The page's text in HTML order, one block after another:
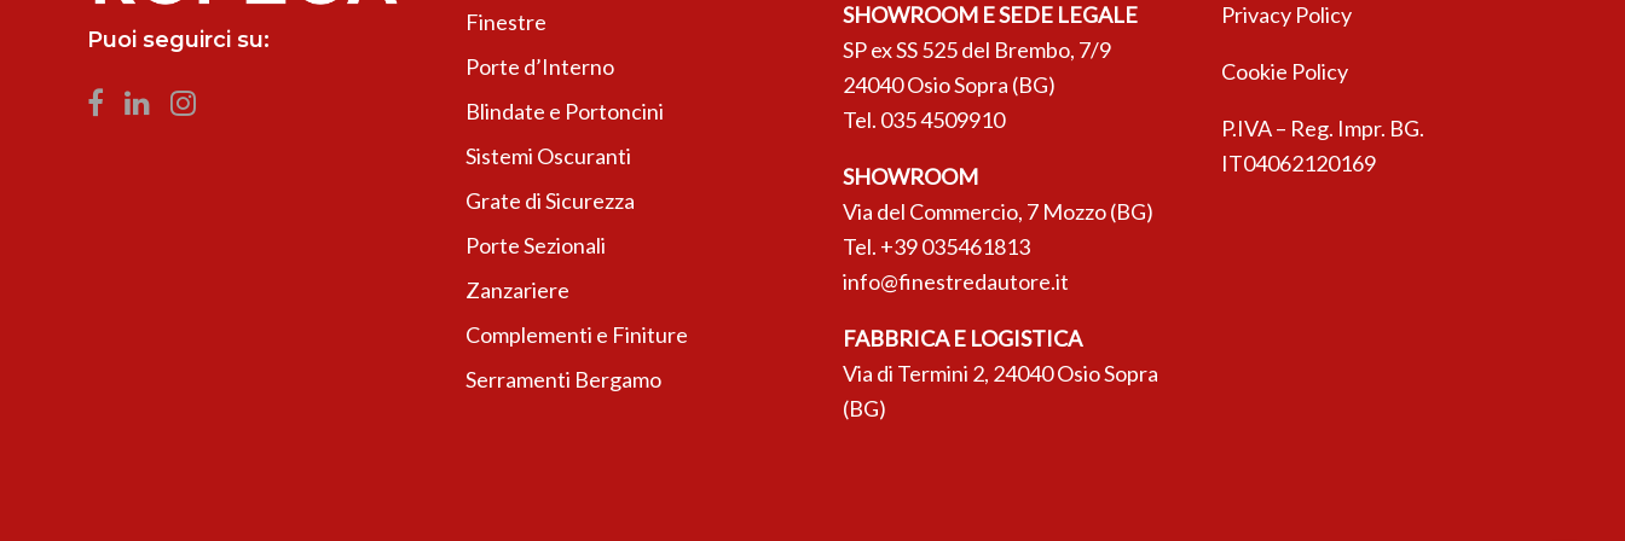
Puoi seguirci su:
Finestre
Porte d’Interno
Blindate e Portoncini
Sistemi Oscuranti
Grate di Sicurezza
Porte Sezionali
Zanzariere
Complementi e Finiture
Serramenti Bergamo
SHOWROOM E SEDE LEGALE
SP ex SS 525 del Brembo, 7/9
24040 Osio Sopra (BG)
Tel. 035 4509910
SHOWROOM
Via del Commercio, 7 Mozzo (BG)
Tel. +39 035461813
info@finestredautore.it
FABBRICA E LOGISTICA
Via di Termini 2, 24040 Osio Sopra
(BG)
Privacy Policy
Cookie Policy
P.IVA – Reg. Impr. BG.
IT04062120169